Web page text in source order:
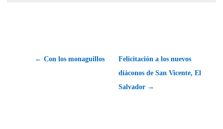
← Con los monaguillos
Felicitación a los nuevos
diáconos de San Vicente, El
Salvador →